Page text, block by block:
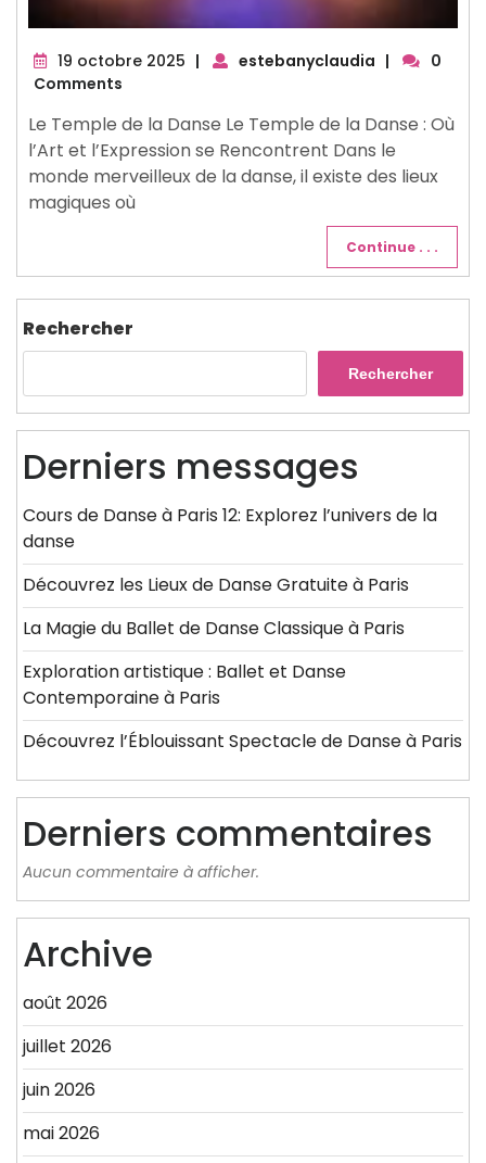
19 octobre 2025 19| estebanyclaudia |
0
Comments
Le Temple de la Danse Le Temple de la Danse : Où
l’Art et l’Expression se Rencontrent Dans le
monde merveilleux de la danse, il existe des lieux
magiques où
Continue . . .
Rechercher
Rechercher
Derniers messages
Cours de Danse à Paris 12: Explorez l’univers de la
danse
Découvrez les Lieux de Danse Gratuite à Paris
La Magie du Ballet de Danse Classique à Paris
Exploration artistique : Ballet et Danse
Contemporaine à Paris
Découvrez l’Éblouissant Spectacle de Danse à Paris
Derniers commentaires
Aucun commentaire à afficher.
Archive
août 2026
juillet 2026
juin 2026
mai 2026